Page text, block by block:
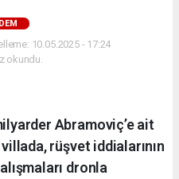
10.05.2025 - 17:24
okundu.
Abramoviç’e ait
rüşvet iddialarının
dronla